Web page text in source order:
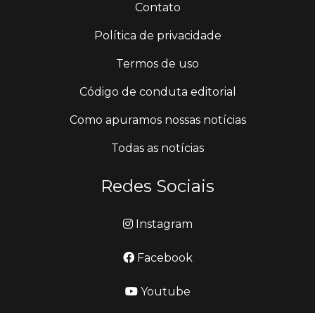
Contato
Política de privacidade
Termos de uso
Código de conduta editorial
Como apuramos nossas notícias
Todas as notícias
Redes Sociais
Instagram
Facebook
Youtube